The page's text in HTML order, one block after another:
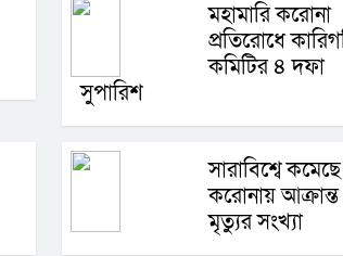
মহামারি করোনা
প্রতিরোধে
কমিটির ৪ দফা
সুপারিশ
সারাবিশ্বে কমেছে
করোনায়
মৃত্যুর সংখ্যা